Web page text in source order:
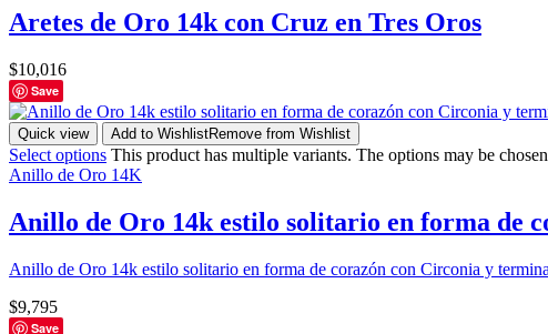
Aretes de Oro 14k con Cruz en Tres Oros
$10,016
Save
Quick view Add to WishlistRemove from Wishlist
Select options This product has multiple variants. The options may be
Anillo de Oro 14K
Anillo de Oro 14k estilo solitario en forma de
Anillo de Oro 14k estilo solitario en forma de corazón con Circonia y
$9,795
Save